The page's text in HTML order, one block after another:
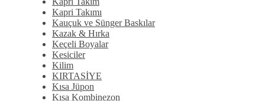
Kapri Takımı
Kauçuk ve Sünger Baskılar
Kazak & Hırka
Keçeli Boyalar
Kesiciler
Kilim
KIRTASİYE
Kısa Jüpon
Kısa Kombinezon